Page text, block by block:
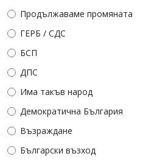
Продължаваме промяната
ГЕРБ / СДС
БСП
ДПС
Има такъв народ
Демократична България
Възраждане
Български възход